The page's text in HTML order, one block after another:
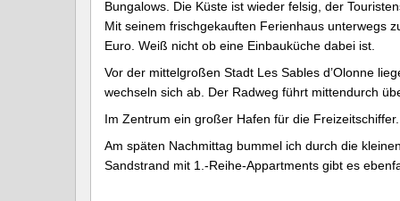
Bungalows. Die Küste ist wieder felsig, der
Mit seinem frischgekauften Ferienhaus unterwegs
Euro. Weiß nicht ob eine Einbauküche dabei ist.
Vor der mittelgroßen Stadt Les Sables d’Olonne
wechseln sich ab. Der Radweg führt mittendurch
Im Zentrum ein großer Hafen für die
Am späten Nachmittag bummel ich durch die
Sandstrand mit 1.-Reihe-Appartments gibt es